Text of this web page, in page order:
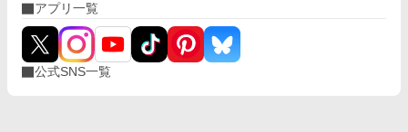
アプリ一覧
公式SNS一覧